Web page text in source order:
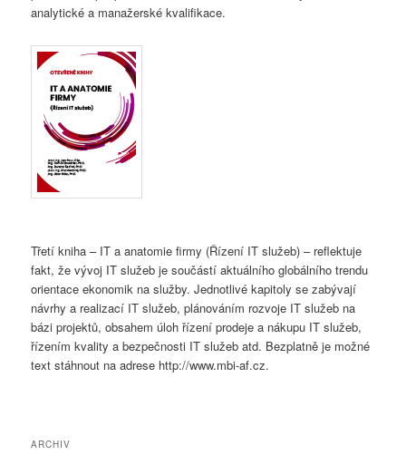
analytické a manažerské kvalifikace.
Třetí kniha – IT a anatomie firmy (Řízení IT služeb) – reflektuje
fakt, že vývoj IT služeb je součástí aktuálního globálního trendu
orientace ekonomik na služby. Jednotlivé kapitoly se zabývají
návrhy a realizací IT služeb, plánováním rozvoje IT služeb na
bázi projektů, obsahem úloh řízení prodeje a nákupu IT služeb,
řízením kvality a bezpečnosti IT služeb atd. Bezplatně je možné
text stáhnout na adrese http://www.mbi-af.cz.
ARCHIV